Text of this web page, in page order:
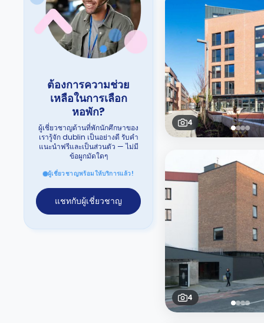
ต้องการความช่วย
เหลือในการเลือก
หอพัก?
ผู้เชี่ยวชาญด้านที่พักนักศึกษาของ
เรารู้จัก dublin เป็นอย่างดี รับคำ
แนะนำฟรีและเป็นส่วนตัว — ไม่มี
ข้อผูกมัดใดๆ
ผู้เชี่ยวชาญพร้อมให้บริการแล้ว!
แชทกับผู้เชี่ยวชาญ
4
4